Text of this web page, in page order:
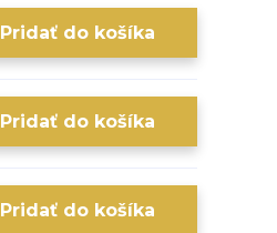
Pridať do košíka
Pridať do košíka
Pridať do košíka